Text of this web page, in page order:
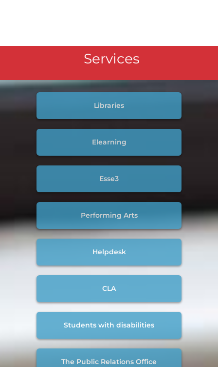
Services
Libraries
Elearning
Esse3
Performing Arts
Helpdesk
CLA
Students with disabilities
The Public Relations Office